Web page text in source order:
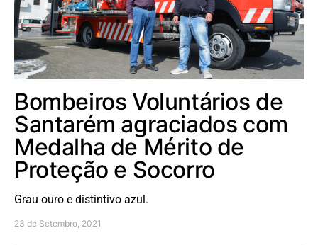
Bombeiros Voluntários de
Santarém agraciados com
Medalha de Mérito de
Proteção e Socorro
Grau ouro e distintivo azul.
23 de Setembro, 2021